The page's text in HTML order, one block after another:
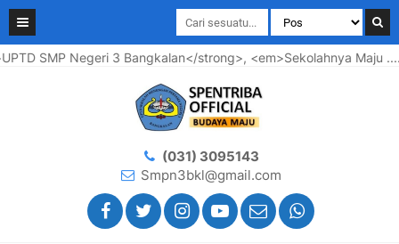
Negeri 3 Bangkalan</strong>, <em>Sekolahnya Maju ....
(031) 3095143
Smpn3bkl@gmail.com